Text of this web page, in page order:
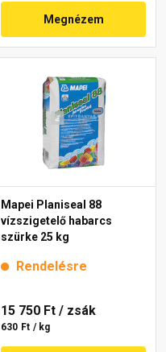
Megnézem
Mapei Planiseal 88
vízszigetelő habarcs
szürke 25 kg
Rendelésre
15 750 Ft / zsák
630 Ft / kg